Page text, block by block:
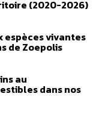
(2020-2026)
vivantes
de Zoepolis
au
dans nos